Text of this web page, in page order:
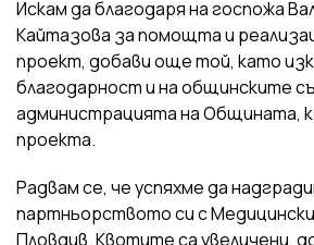
Искам да благодаря на госпожа
Кайтазова за помощта и
проект, добави още той, като
благодарност и на общинските
администрацията на Общината,
проекта.
Радвам се, че успяхме да
партньорството си с
Пловдив. Квотите са увеличени,